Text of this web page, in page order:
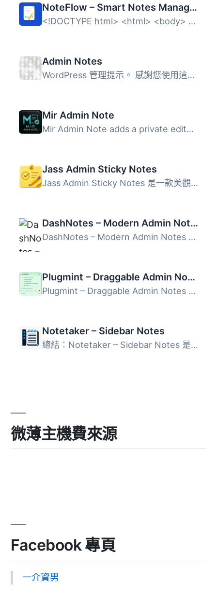
NoteFlow – Smart Notes Manager for WordPress Admin
<!DOCTYPE html> <html> <body> <h2&g...
Admin Notes
WordPress 管理提示。 感謝您使用這個外掛。 歡迎來到我的網...
Mir Admin Note
Mir Admin Note adds a private editorial note system to th...
Jass Admin Sticky Notes
Jass Admin Sticky Notes 是一款美觀的 WordPress 控制台外掛...
DashNotes – Modern Admin Notes
DashNotes – Modern Admin Notes 是一款輕量級且易於使用的 W...
Plugmint – Draggable Admin Notes
Plugmint – Draggable Admin Notes 讓使用者可以在 WordPress...
Notetaker – Sidebar Notes
總結：Notetaker – Sidebar Notes 是一個輕量級的 WordPress ...
微薄主機費來源
Facebook 專頁
一介資男